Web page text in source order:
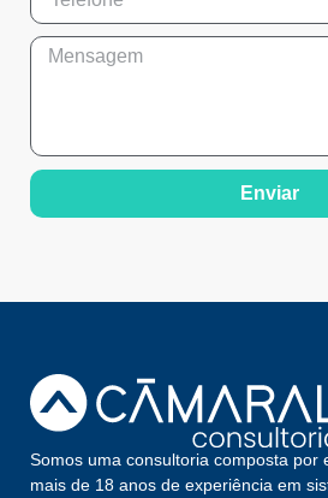
Enviar
Somos uma consultoria composta por
mais de 18 anos de experiência em